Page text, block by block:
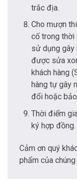
trắc địa.
Cho mượn
cố trong thời
sử dụng gây
được sửa
khách hàng
hàng tự gây
đổi hoặc bảo
Thời điểm
ký hợp đồng.
Cảm ơn quý
phẩm của